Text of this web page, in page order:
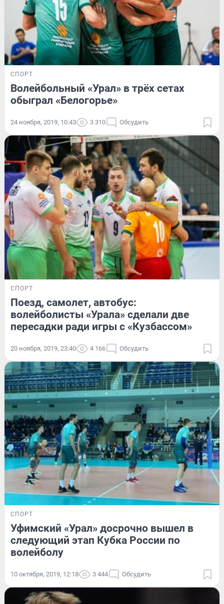
СПОРТ
Волейбольный «Урал» в трёх сетах
обыграл «Белогорье»
24 ноября, 2019, 10:43 3 310 Обсудить
СПОРТ
Поезд, самолет, автобус:
волейболисты «Урала» сделали две
пересадки ради игры с «Кузбассом»
20 ноября, 2019, 23:40 4 166 Обсудить
СПОРТ
Уфимский «Урал» досрочно вышел в
следующий этап Кубка России по
волейболу
10 октября, 2019, 12:18 3 444 Обсудить